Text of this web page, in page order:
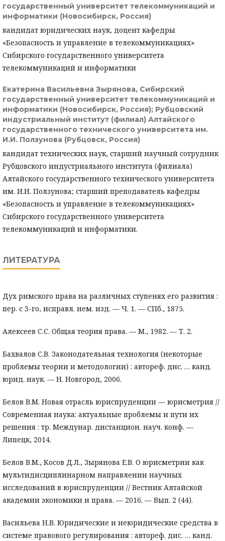
государственный университет телекоммуникаций и
информатики (Новосибирск, Россия)
кандидат юридических наук, доцент кафедры
«Безопасность и управление в телекоммуникациях»
Сибирского государственного университета
телекоммуникаций и информатики
Екатерина Васильевна Зырянова, Сибирский
государственный университет телекоммуникаций и
информатики (Новосибирск, Россия); Рубцовский
индустриальный институт (филиал) Алтайского
государственного технического университета им.
И.И. Ползунова (Рубцовск, Россия)
кандидат технических наук, старший научный сотрудник
Рубцовского индустриального института (филиала)
Алтайского государственного технического университета
им. И.И. Ползунова; старший преподаватель кафедры
«Безопасность и управление в телекоммуникациях»
Сибирского государственного университета
телекоммуникаций и информатики.
ЛИТЕРАТУРА
Дух римского права на различных ступенях его развития :
пер. с 3-го, исправл. нем. изд. — Ч. 1. — СПб., 1875.
Алексеев С.С. Общая теория права. — М., 1982. — Т. 2.
Бахвалов С.В. Законодательная технология (некоторые
проблемы теории и методологии) : автореф. дис. … канд.
юрид. наук. — Н. Новгород, 2006.
Белов В.М. Новая отрасль юриспруденции — юрисметрия //
Современная наука: актуальные проблемы и пути их
решения : тр. Междунар. дистанцион. науч. конф. —
Липецк, 2014.
Белов В.М., Косов Д.Л., Зырянова Е.В. О юрисметрии как
мультидисциплинарном направлении научных
исследований в юриспруденции // Вестник Алтайской
академии экономики и права. — 2016. — Вып. 2 (44).
Васильева Н.В. Юридические и неюридические средства в
системе правового регулирования : автореф. дис. … канд.